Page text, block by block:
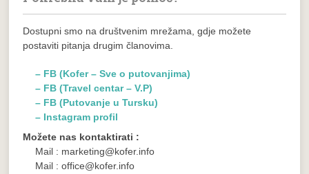
Dostupni smo na društvenim mrežama, gdje možete
postaviti pitanja drugim članovima.
– FB (Kofer – Sve o putovanjima)
– FB (Travel centar – V.P)
– FB (Putovanje u Tursku)
– Instagram profil
Možete nas kontaktirati :
Mail : marketing@kofer.info
Mail : office@kofer.info